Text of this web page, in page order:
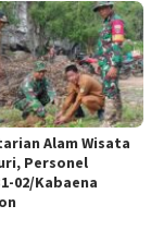
Alam Wisata
Personel
02/Kabaena